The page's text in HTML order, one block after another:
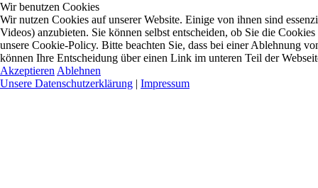
Wir benutzen Cookies
Wir nutzen Cookies auf unserer Website. Einige von ihnen sind
Videos) anzubieten. Sie können selbst entscheiden, ob Sie die
unsere Cookie-Policy. Bitte beachten Sie, dass bei einer Ablehnung
können Ihre Entscheidung über einen Link im unteren Teil der
Akzeptieren Ablehnen
Unsere Datenschutzerklärung | Impressum